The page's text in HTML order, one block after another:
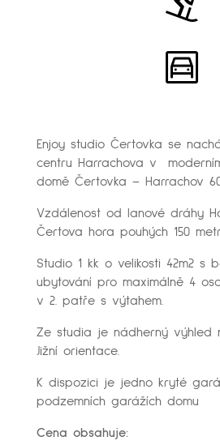
Enjoy studio Čertovka se
centru Harrachova v
domě Čertovka – Harrachov
Vzdálenost od lanové dráhy
Čertova hora pouhých 150
Studio 1 kk o velikosti 42m2 s
ubytování pro maximálně 4
v 2. patře s výtahem.
Ze studia je nádherný výhled
Jižní orientace.
K dispozici je jedno kryté
podzemních garážích domu
Cena obsahuje: